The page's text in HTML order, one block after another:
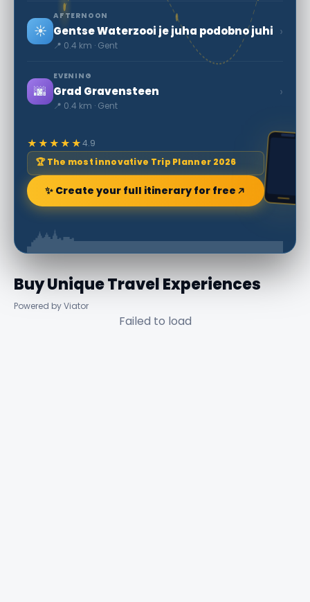
☀️
AFTERNOON
Gentse Waterzooi je juha podobno juhi
📍 0.4 km · Gent
›
🌆
EVENING
Grad Gravensteen
📍 0.4 km · Gent
›
★★★★★4.9
🏆 The most innovative Trip Planner 2026
✨ Create your full itinerary for free
Buy Unique Travel Experiences
Powered by Viator
Failed to load